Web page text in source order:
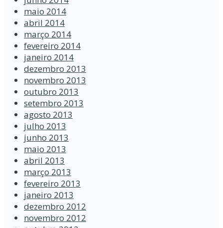
maio 2014
abril 2014
março 2014
fevereiro 2014
janeiro 2014
dezembro 2013
novembro 2013
outubro 2013
setembro 2013
agosto 2013
julho 2013
junho 2013
maio 2013
abril 2013
março 2013
fevereiro 2013
janeiro 2013
dezembro 2012
novembro 2012